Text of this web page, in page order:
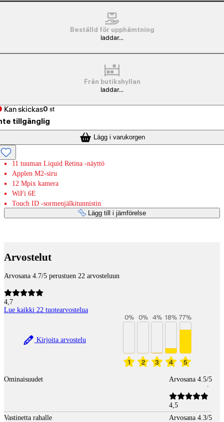
Beställd för upphämtning
laddar...
Från butikshyllan
laddar...
Kan skickas0 st
tillgänglig
Lägg i varukorgen
11 tuuman Liquid Retina -näyttö
Applen M2-siru
12 Mpix kamera
WiFi 6E
Touch ID -sormenjälkitunnistin
Lägg till i jämförelse
Arvostelut
Arvosana 4.7/5 perustuen 22 arvosteluun
4,7
Lue kaikki 22 tuotearvostelua
Kirjoita arvostelu
1
0%
2
0%
3
4%
4
18%
5
77%
Ominaisuudet Arvosana 4.5/5
4,5
Vastinetta rahalle
Arvosana 4.3/5